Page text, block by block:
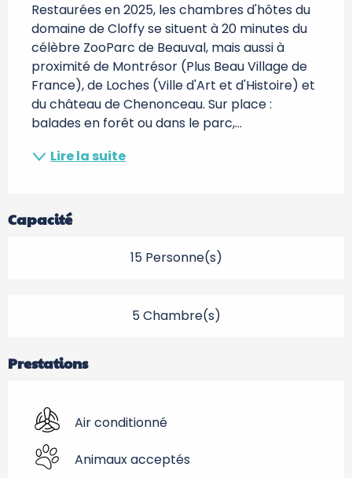
Restaurées en 2025, les chambres d'hôtes du
domaine de Cloffy se situent à 20 minutes du
célèbre ZooParc de Beauval, mais aussi à
proximité de Montrésor (Plus Beau Village de
France), de Loches (Ville d'Art et d'Histoire) et
du château de Chenonceau. Sur place :
balades en forêt ou dans le parc,...
Lire la suite
Capacité
15 Personne(s)
5 Chambre(s)
Prestations
Air conditionné
Animaux acceptés